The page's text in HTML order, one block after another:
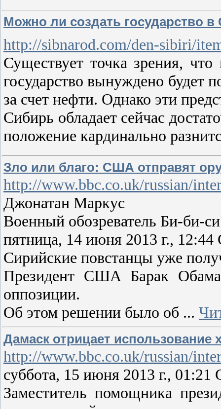
Можно ли создать государство
http://sibnarod.com/den-sibiri/
Существует точка зрения,
государство вынуждено будет
за счет нефти. Однако эти
Сибирь обладает сейчас
положение кардинально
Зло или благо: США отправят
http://www.bbc.co.uk/russian/
Джонатан Маркус
Военный обозреватель Би-би-
пятница, 14 июня 2013 г.,
Сирийские повстанцы уже
Президент США Барак Обама
оппозиции.
Об этом решении было об ...
Дамаск отрицает использование
http://www.bbc.co.uk/russian/
суббота, 15 июня 2013 г.,
Заместитель помощника